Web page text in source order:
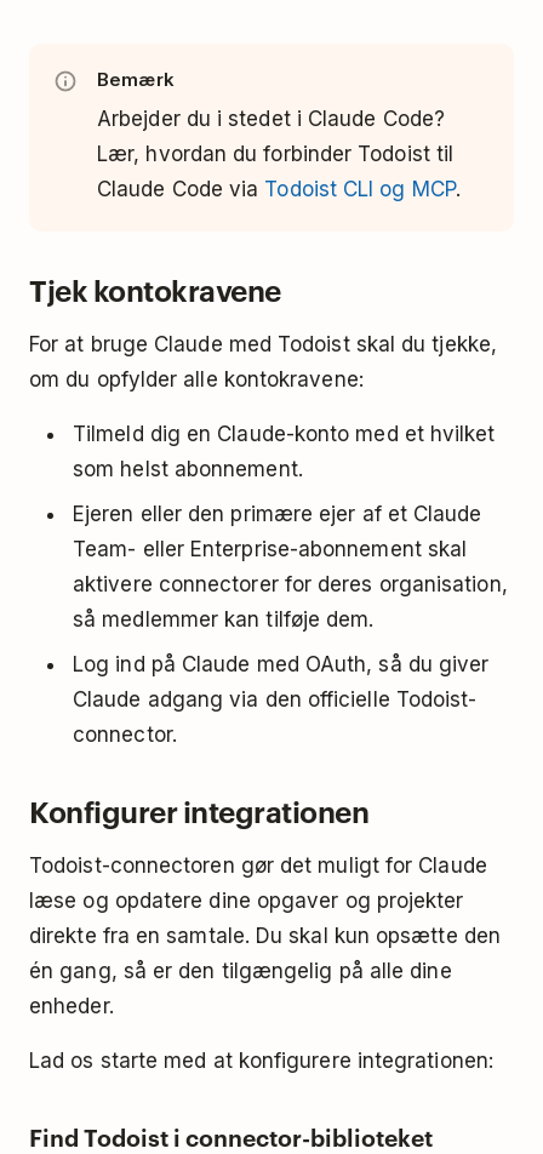
Bemærk
Arbejder du i stedet i Claude Code?
Lær, hvordan du forbinder Todoist til
Claude Code via Todoist CLI og MCP.
Tjek kontokravene
For at bruge Claude med Todoist skal du tjekke,
om du opfylder alle kontokravene:
Tilmeld dig en Claude-konto med et hvilket
som helst abonnement.
Ejeren eller den primære ejer af et Claude
Team- eller Enterprise-abonnement skal
aktivere connectorer for deres organisation,
så medlemmer kan tilføje dem.
Log ind på Claude med OAuth, så du giver
Claude adgang via den officielle Todoist-
connector.
Konfigurer integrationen
Todoist-connectoren gør det muligt for Claude
læse og opdatere dine opgaver og projekter
direkte fra en samtale. Du skal kun opsætte den
én gang, så er den tilgængelig på alle dine
enheder.
Lad os starte med at konfigurere integrationen:
Find Todoist i connector-biblioteket